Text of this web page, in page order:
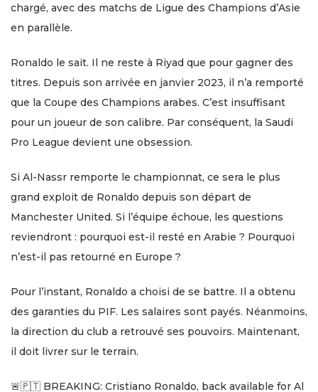
chargé, avec des matchs de Ligue des Champions d’Asie
en parallèle.
Ronaldo le sait. Il ne reste à Riyad que pour gagner des
titres. Depuis son arrivée en janvier 2023, il n’a remporté
que la Coupe des Champions arabes. C’est insuffisant
pour un joueur de son calibre. Par conséquent, la Saudi
Pro League devient une obsession.
Si Al-Nassr remporte le championnat, ce sera le plus
grand exploit de Ronaldo depuis son départ de
Manchester United. Si l’équipe échoue, les questions
reviendront : pourquoi est-il resté en Arabie ? Pourquoi
n’est-il pas retourné en Europe ?
Pour l’instant, Ronaldo a choisi de se battre. Il a obtenu
des garanties du PIF. Les salaires sont payés. Néanmoins,
la direction du club a retrouvé ses pouvoirs. Maintenant,
il doit livrer sur le terrain.
🚨🇵🇹 BREAKING: Cristiano Ronaldo, back available for Al